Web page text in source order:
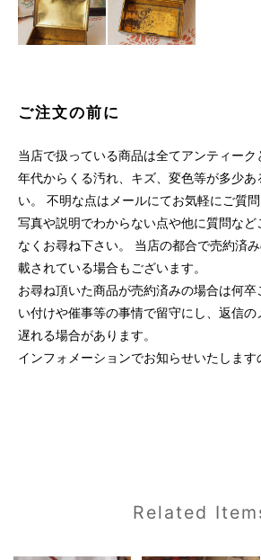
ご注文の前に
当店で扱っている商品は全てアンティーク
年代からくる汚れ、キズ、変色等が多少あ
い。 不明な点はメールにてお気軽にご質問
写真や説明でわからない点や他に質問な
なくお尋ね下さい。 当店の都合で売約済
載されている場合もございます。
お尋ね頂いた商品が売約済みの場合は何
い付けや催事等の事情で留守にし、返信
遅れる場合があります。
インフォメーションでお知らせいたします
Related